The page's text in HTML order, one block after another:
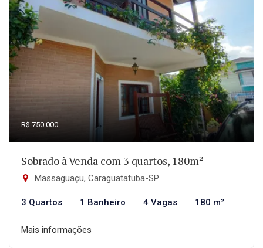
R$ 750.000
Sobrado à Venda com 3 quartos, 180m²
Massaguaçu, Caraguatatuba-SP
3 Quartos 1 Banheiro 4 Vagas 180 m²
Mais informações